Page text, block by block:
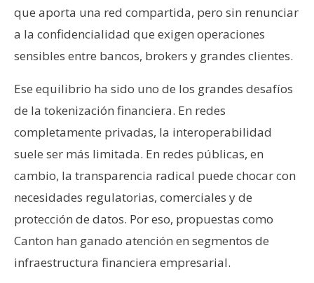
que aporta una red compartida, pero sin renunciar
a la confidencialidad que exigen operaciones
sensibles entre bancos, brokers y grandes clientes.
Ese equilibrio ha sido uno de los grandes desafíos
de la tokenización financiera. En redes
completamente privadas, la interoperabilidad
suele ser más limitada. En redes públicas, en
cambio, la transparencia radical puede chocar con
necesidades regulatorias, comerciales y de
protección de datos. Por eso, propuestas como
Canton han ganado atención en segmentos de
infraestructura financiera empresarial.